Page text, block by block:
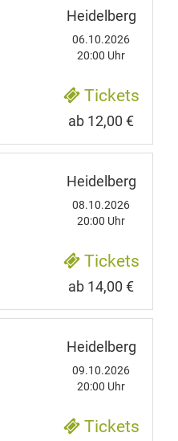
Heidelberg
06.10.2026
20:00 Uhr
Tickets
ab 12,00 €
Heidelberg
08.10.2026
20:00 Uhr
Tickets
ab 14,00 €
Heidelberg
09.10.2026
20:00 Uhr
Tickets